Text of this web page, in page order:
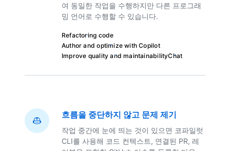
여 동일한 작업을 수행하지만 다른 프로그래
밍 언어로 수행할 수 있습니다.
Refactoring code
Author and optimize with Copilot
Improve quality and maintainabilityChat
흐름을 중단하지 않고 문제 제기
작업 중간에 눈에 띄는 것이 있으면 코파일럿
CLI를 사용해 코드 컨텍스트, 연결된 PR, 레